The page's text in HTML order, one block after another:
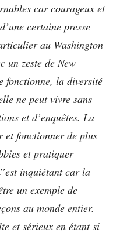
car courageux et
certaine presse
au Washington
un zeste de New
fonctionne, la diversité
ne peut vivre sans
et d’enquêtes. La
et fonctionner de plus
et pratiquer
inquiétant car la
un exemple de
au monde entier.
et sérieux en étant si